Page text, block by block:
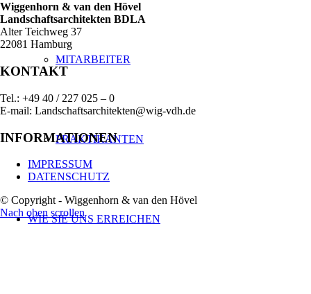
MITARBEITER
PRAKTIKANTEN
WIE SIE UNS ERREICHEN
Wiggenhorn & van den Hövel
Landschaftsarchitekten BDLA
Alter Teichweg 37
22081 Hamburg
KONTAKT
Tel.: +49 40 / 227 025 – 0
E-mail: Landschaftsarchitekten@wig-vdh.de
INFORMATIONEN
IMPRESSUM
DATENSCHUTZ
© Copyright - Wiggenhorn & van den Hövel
Nach oben scrollen